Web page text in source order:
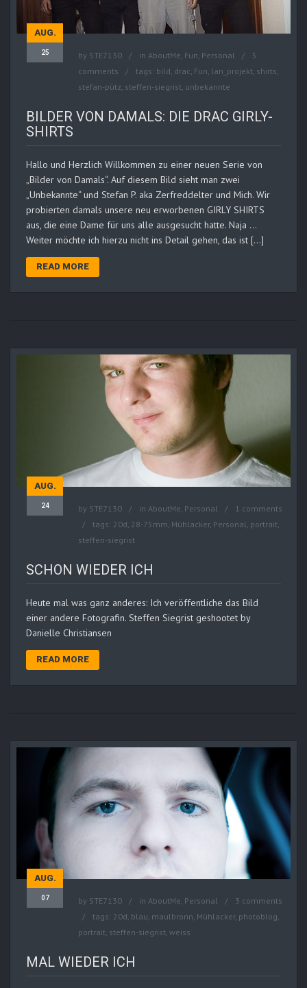
AUG.
25 by STE7130 in AboutMe, Fun, Personal
5
comments
tags: bild, drac, Fun, lan_projekt, shirts,
stefan-pütz, steffen-siegrist, unbekannte
BILDER VON DAMALS: DIE DRAC GIRLY-
SHIRTS
Hallo und Herzlich Willkommen zu einer neuen Serie von
„Bilder von Damals“. Auf diesem Bild sieht man zwei
„Unbekannte“ und Stefan P. aka Zerfreddelter und Mich. Wir
probierten damals unsere neu erworbenen GIRLY SHIRTS
aus, die eine Dame für uns alle ausgesucht hatte. Naja …
Weiter möchte ich hierzu nicht ins Detail gehen, das ist […]
READ MORE
AUG.
24 by STE7130 in AboutMe Personal
1 comments
tags: 20d 28-75mm Mühlacker, Personal portrait
steffen-siegrist
SCHON WIEDER ICH
Heute mal was ganz anderes: Ich veröffentliche das Bild
einer andere Fotografin. Steffen Siegrist geshootet by
Danielle Christiansen
READ MORE
AUG.
07 by STE7130 in AboutMe, Personal
3 comments
tags: 20d, blau, maulbronn, Mühlacker, photoblog,
portrait, steffen-siegrist, weiss
MAL WIEDER ICH